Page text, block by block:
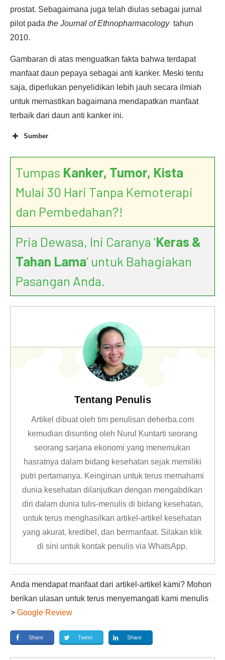
prostat. Sebagaimana juga telah diulas sebagai jurnal
pilot pada the Journal of Ethnopharmacology tahun
2010.
Gambaran di atas menguatkan fakta bahwa terdapat
manfaat daun pepaya sebagai anti kanker. Meski tentu
saja, diperlukan penyelidikan lebih jauh secara ilmiah
untuk memastikan bagaimana mendapatkan manfaat
terbaik dari daun anti kanker ini.
Sumber
Tumpas Kanker, Tumor, Kista
Mulai 30 Hari Tanpa Kemoterapi
dan Pembedahan?!
Pria Dewasa, Ini Caranya ‘Keras &
Tahan Lama’ untuk Bahagiakan
Pasangan Anda.
Tentang Penulis
Artikel dibuat oleh tim penulisan deherba.com
kemudian disunting oleh Nurul Kuntarti seorang
seorang sarjana ekonomi yang menemukan
hasratnya dalam bidang kesehatan sejak memiliki
putri pertamanya. Keinginan untuk terus memahami
dunia kesehatan dilanjutkan dengan mengabdikan
diri dalam dunia tulis-menulis di bidang kesehatan,
untuk terus menghasilkan artikel-artikel kesehatan
yang akurat, kredibel, dan bermanfaat. Silakan klik
di sini untuk kontak penulis via WhatsApp.
Anda mendapat manfaat dari artikel-artikel kami? Mohon
berikan ulasan untuk terus menyemangati kami menulis
> Google Review
Share Tweet Share